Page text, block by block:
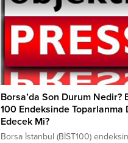
Borsa’da Son Durum Nedir?
100 Endeksinde Toparlanma
Edecek Mi?
Borsa İstanbul (BİST100)